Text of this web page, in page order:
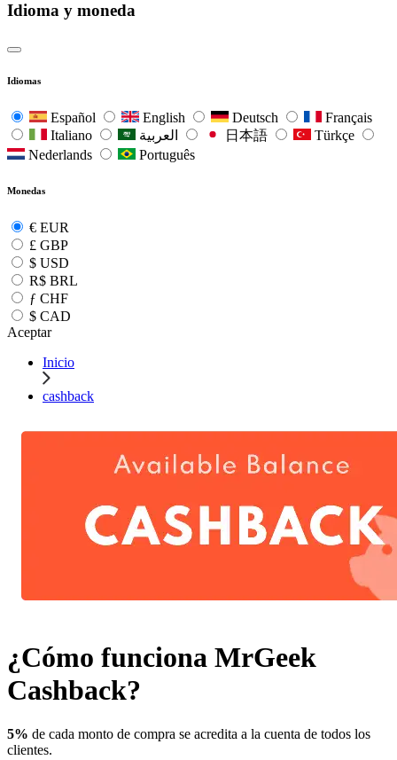
Idioma y moneda
Idiomas
Español English Deutsch
Français
Italiano
日本語
Türkçe
Nederlands
Português
Monedas
€ EUR
£ GBP
$ USD
R$ BRL
ƒ CHF
$ CAD
Aceptar
Inicio
cashback
¿Cómo funciona MrGeek
Cashback?
5% de cada monto de compra se acredita a la cuenta de todos los
clientes.